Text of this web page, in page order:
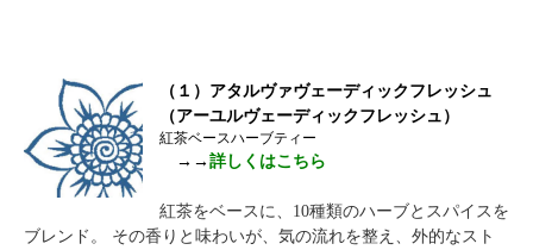
（１）アタルヴァヴェーディックフレッシュ
（アーユルヴェーディックフレッシュ）
紅茶ベースハーブティー
→→ 詳しくはこちら
紅茶をベースに、10種類のハーブとスパイスを
ブレンド。 その香りと味わいが、気の流れを整え、外的なスト